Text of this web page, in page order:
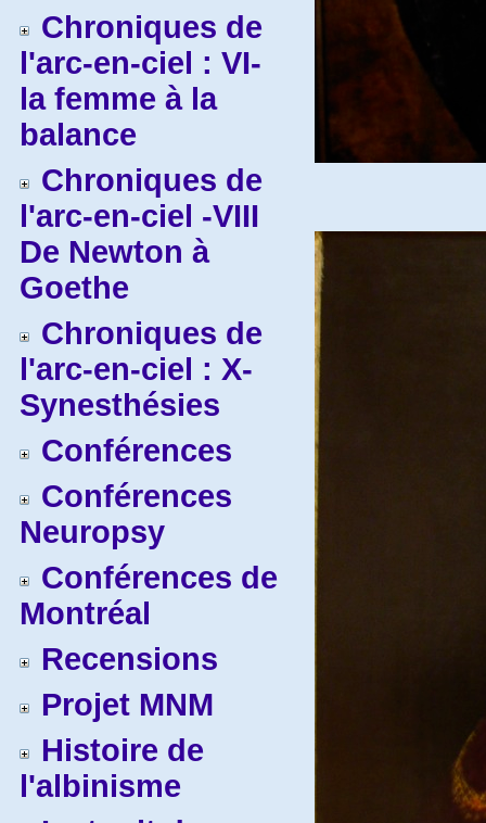
Chroniques de
l'arc-en-ciel : VI-
la femme à la
balance
Chroniques de
l'arc-en-ciel -VIII
De Newton à
Goethe
Chroniques de
l'arc-en-ciel : X-
Synesthésies
Conférences
Conférences
Neuropsy
Conférences de
Montréal
Recensions
Projet MNM
Histoire de
l'albinisme